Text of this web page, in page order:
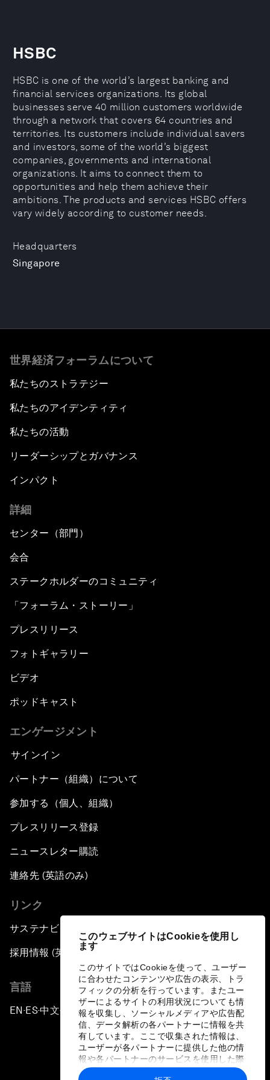
このウェブサイトはCookieを使用し
ます
このサイトではCookieを使って、ユーザー
に合わせたコンテンツや広告の表示、トラ
フィックの分析を行っています。またユー
ザーによるサイトの利用状況についても情
報を収集し、ソーシャルメディアや広告配
信、データ解析の各パートナーに情報を共
有しています。ここで収集された情報は、
ユーザーが各パートナーに提供した他の情
報や各パートナーのサービスを使用した際
に収集された情報と組み合わされ、各パー
Headquarters
Singapore
HSBC
HSBC is one of the world’s largest banking and
financial services organizations. Its global
businesses serve 40 million customers worldwide
through a network that covers 64 countries and
territories. Its customers include individual savers
and investors, some of the world’s biggest
companies, governments and international
organizations. It aims to connect them to
opportunities and help them achieve their
ambitions. The products and services HSBC offers
vary widely according to customer needs.
世界経済フォーラムについて
私たちのストラテジー
私たちのアイデンティティ
私たちの活動
リーダーシップとガバナンス
インパクト
詳細
センター（部門）
会合
ステークホルダーのコミュニティ
「フォーラム・ストーリー」
プレスリリース
フォトギャラリー
ビデオ
ポッドキャスト
エンゲージメント
サインイン
パートナー（組織）について
参加する（個人、組織）
プレスリリース登録
ニュースレター購読
連絡先 (英語のみ)
リンク
サステナビリティへの取り組み
採用情報 (英語のみ)
言語
EN ▪ES▪中文▪ 日本語